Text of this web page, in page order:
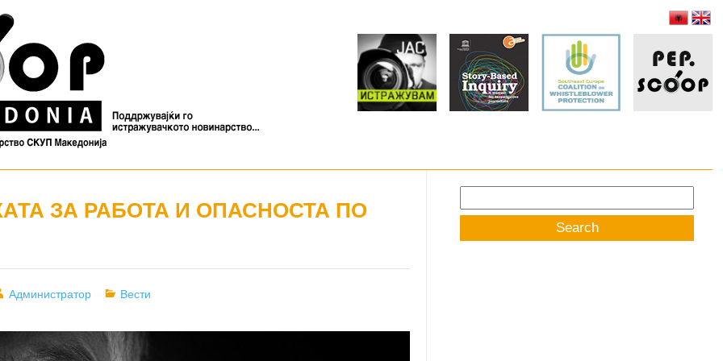
ЗА РАБОТА И ОПАСНОСТА ПО
Author
Администратор Categories
Вести
for: